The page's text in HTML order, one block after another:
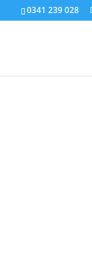
0341 239 028